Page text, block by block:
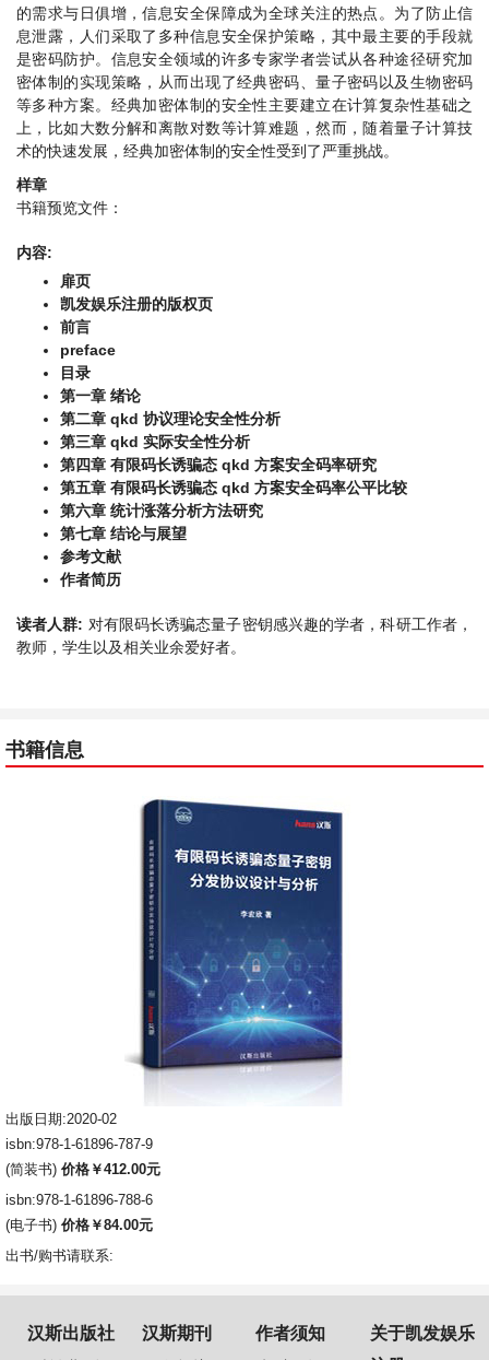
的需求与日俱增，信息安全保障成为全球关注的热点。为了防止信
息泄露，人们采取了多种信息安全保护策略，其中最主要的手段就
是密码防护。信息安全领域的许多专家学者尝试从各种途径研究加
密体制的实现策略，从而出现了经典密码、量子密码以及生物密码
等多种方案。经典加密体制的安全性主要建立在计算复杂性基础之
上，比如大数分解和离散对数等计算难题，然而，随着量子计算技
术的快速发展，经典加密体制的安全性受到了严重挑战。
样章
书籍预览文件：
内容:
扉页
凯发娱乐注册的版权页
前言
preface
目录
第一章 绪论
第二章 qkd 协议理论安全性分析
第三章 qkd 实际安全性分析
第四章 有限码长诱骗态 qkd 方案安全码率研究
第五章 有限码长诱骗态 qkd 方案安全码率公平比较
第六章 统计涨落分析方法研究
第七章 结论与展望
参考文献
作者简历
读者人群: 对有限码长诱骗态量子密钥感兴趣的学者，科研工作者，
教师，学生以及相关业余爱好者。
书籍信息
出版日期:2020-02
isbn:978-1-61896-787-9
(简装书) 价格￥412.00元
isbn:978-1-61896-788-6
(电子书) 价格￥84.00元
出书/购书请联系:
汉斯出版社 汉斯期刊 作者须知
关于凯发娱乐